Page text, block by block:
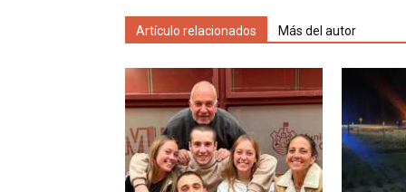
Artículo relacionados Más del autor